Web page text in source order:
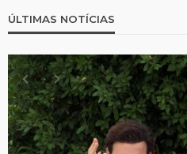
ÚLTIMAS NOTÍCIAS